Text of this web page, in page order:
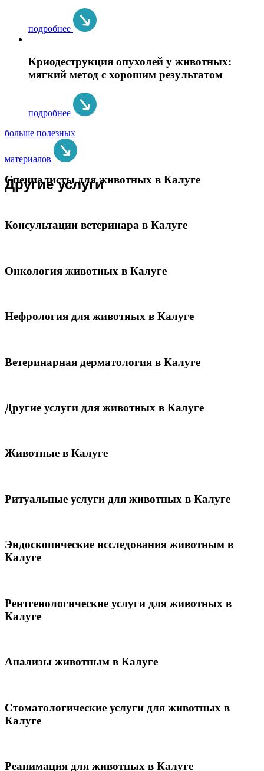
подробнее
Криодеструкция опухолей у животных:
мягкий метод с хорошим результатом
подробнее
больше полезных
материалов
Другие услуги
Специалисты для животных в Калуге
Консультации ветеринара в Калуге
Онкология животных в Калуге
Нефрология для животных в Калуге
Ветеринарная дерматология в Калуге
Другие услуги для животных в Калуге
Животные в Калуге
Ритуальные услуги для животных в Калуге
Эндоскопические исследования животным в
Калуге
Рентгенологические услуги для животных в
Калуге
Анализы животным в Калуге
Стоматологические услуги для животных в
Калуге
Реанимация для животных в Калуге